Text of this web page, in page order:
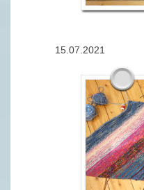
15.07.2021